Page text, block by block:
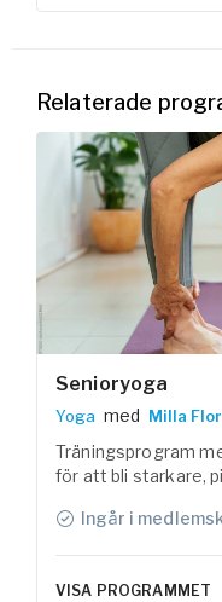
Relaterade
Senioryoga
Yoga med Milla
Träningsprogram
för att bli starkare,
Ingår i
VISA PROGRAMMET